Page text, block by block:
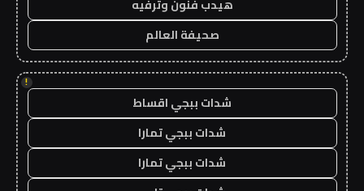
هيدب فنون وترفيه
صحيفة العالم
!
شدات ببجي اقساط
شدات ببجي تمارا
شدات ببجي تمارا